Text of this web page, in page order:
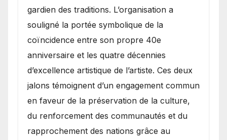
gardien des traditions. L’organisation a
souligné la portée symbolique de la
coïncidence entre son propre 40e
anniversaire et les quatre décennies
d’excellence artistique de l’artiste. Ces deux
jalons témoignent d’un engagement commun
en faveur de la préservation de la culture,
du renforcement des communautés et du
rapprochement des nations grâce au